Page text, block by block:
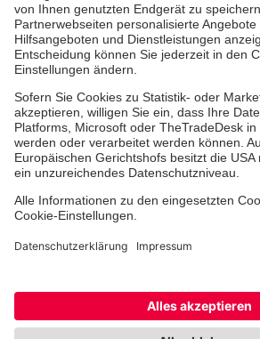
Erste-Hilfe-Kurse
Jobs & Ehrenamt
Freiwilligendienst
Spendenprojekte
Einrichtungen
Cookie-Einstellungen Datenschutz